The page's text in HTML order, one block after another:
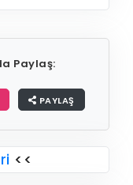
Paylaş:
PAYLAŞ
<<